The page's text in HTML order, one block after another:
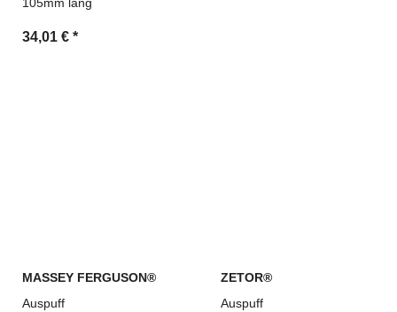
105mm lang
34,01 € *
MASSEY FERGUSON®
Auspuff
ZETOR®
Auspuff